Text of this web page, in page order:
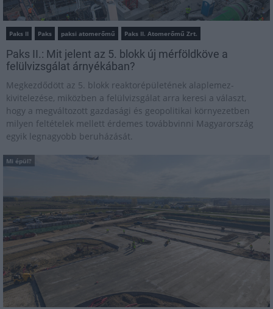
Paks II Paks paksi atomerőmű Paks II. Atomerőmű Zrt.
Paks II.: Mit jelent az 5. blokk új mérföldköve a
felülvizsgálat árnyékában?
Megkezdődött az 5. blokk reaktorépületének alaplemez-
kivitelezése, miközben a felülvizsgálat arra keresi a választ,
hogy a megváltozott gazdasági és geopolitikai környezetben
milyen feltételek mellett érdemes továbbvinni Magyarország
egyik legnagyobb beruházását.
Mi épül?